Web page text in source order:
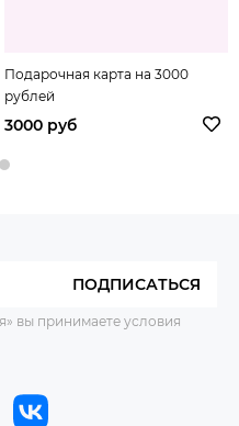
Подарочная карта на 3000
рублей
3000 руб
ПОДПИСАТЬСЯ
вы принимаете условия